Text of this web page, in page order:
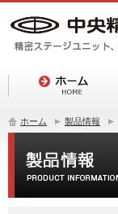
ホーム 製品情報